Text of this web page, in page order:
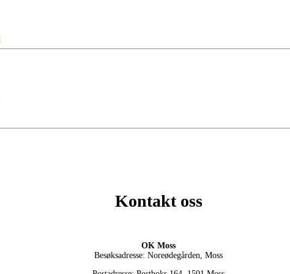
Kontakt oss
OK Moss
Besøksadresse: Noreødegården, Moss